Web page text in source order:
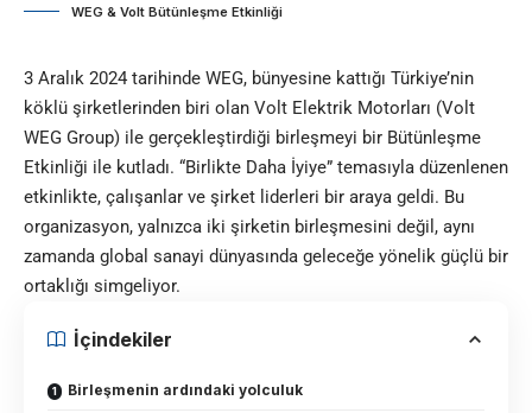
WEG & Volt Bütünleşme Etkinliği
3 Aralık 2024 tarihinde WEG, bünyesine kattığı Türkiye’nin
köklü şirketlerinden biri olan Volt Elektrik Motorları (Volt
WEG Group) ile gerçekleştirdiği birleşmeyi bir Bütünleşme
Etkinliği ile kutladı. “Birlikte Daha İyiye” temasıyla düzenlenen
etkinlikte, çalışanlar ve şirket liderleri bir araya geldi. Bu
organizasyon, yalnızca iki şirketin birleşmesini değil, aynı
zamanda global sanayi dünyasında geleceğe yönelik güçlü bir
ortaklığı simgeliyor.
İçindekiler
Birleşmenin ardındaki yolculuk